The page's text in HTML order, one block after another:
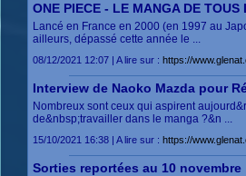
ONE PIECE - LE MANGA DE TOUS
Lancé en France en 2000 (en 1997 au
ailleurs, dépassé cette année le ...
08/12/2021 12:07 | A lire sur : https://
Interview de Naoko Mazda pour
Nombreux sont ceux qui aspirent
de&nbsp;travailler dans le manga ?&n ...
15/10/2021 16:38 | A lire sur : https://
Sorties reportées au 10 novembre